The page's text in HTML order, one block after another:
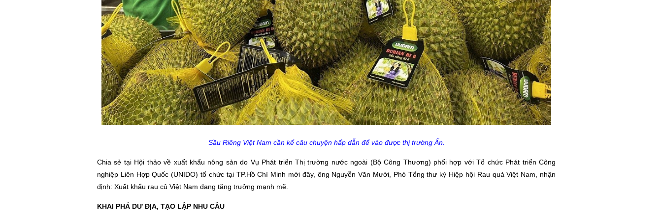
Sầu Riêng Việt Nam cần kể câu chuyện hấp dẫn để vào được thị trường Ấn.
Chia sẻ tại Hội thảo về xuất khẩu nông sản do Vụ Phát triển Thị trường nước ngoài (Bộ Công Thương) phối hợp với Tổ chức Phát triển Công
nghiệp Liên Hợp Quốc (UNIDO) tổ chức tại TP.Hồ Chí Minh mới đây, ông Nguyễn Văn Mười, Phó Tổng thư ký Hiệp hội Rau quả Việt Nam, nhận
định: Xuất khẩu rau củ Việt Nam đang tăng trưởng mạnh mẽ.
KHAI PHÁ DƯ ĐỊA, TẠO LẬP NHU CẦU